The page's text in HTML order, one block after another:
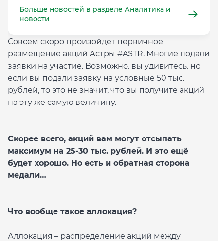
Больше новостей в разделе Аналитика и
новости
Совсем скоро произойдет первичное
размещение акций Астры #ASTR. Многие подали
заявки на участие. Возможно, вы удивитесь, но
если вы подали заявку на условные 50 тыс.
рублей, то это не значит, что вы получите акций
на эту же самую величину.
Скорее всего, акций вам могут отсыпать
максимум на 25-30 тыс. рублей. И это ещё
будет хорошо. Но есть и обратная сторона
медали…
Что вообще такое аллокация?
Аллокация – распределение акций между